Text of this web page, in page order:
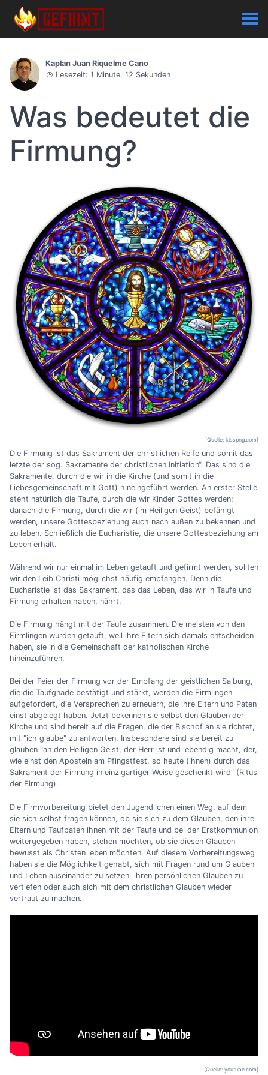
Kaplan Juan Riquelme Cano
Lesezeit: 1 Minute, 12 Sekunden
Was bedeutet die
Firmung?
[Quelle: kisspng.com]
Die Firmung ist das Sakrament der christlichen Reife und somit das
letzte der sog. Sakramente der christlichen Initiation“. Das sind die
Sakramente, durch die wir in die Kirche (und somit in die
Liebesgemeinschaft mit Gott) hineingeführt werden. An erster Stelle
steht natürlich die Taufe, durch die wir Kinder Gottes werden;
danach die Firmung, durch die wir (im Heiligen Geist) befähigt
werden, unsere Gottesbeziehung auch nach außen zu bekennen und
zu leben. Schließlich die Eucharistie, die unsere Gottesbeziehung am
Leben erhält.
Während wir nur einmal im Leben getauft und gefirmt werden, sollten
wir den Leib Christi möglichst häufig empfangen. Denn die
Eucharistie ist das Sakrament, das das Leben, das wir in Taufe und
Firmung erhalten haben, nährt.
Die Firmung hängt mit der Taufe zusammen. Die meisten von den
Firmlingen wurden getauft, weil ihre Eltern sich damals entscheiden
haben, sie in die Gemeinschaft der katholischen Kirche
hineinzuführen.
Bei der Feier der Firmung vor der Empfang der geistlichen Salbung,
die die Taufgnade bestätigt und stärkt, werden die Firmlingen
aufgefordert, die Versprechen zu erneuern, die ihre Eltern und Paten
einst abgelegt haben. Jetzt bekennen sie selbst den Glauben der
Kirche und sind bereit auf die Fragen, die der Bischof an sie richtet,
mit "ich glaube" zu antworten. Insbesondere sind sie bereit zu
glauben "an den Heiligen Geist, der Herr ist und lebendig macht, der,
wie einst den Aposteln am Pfingstfest, so heute (ihnen) durch das
Sakrament der Firmung in einzigartiger Weise geschenkt wird" (Ritus
der Firmung).
Die Firmvorbereitung bietet den Jugendlichen einen Weg, auf dem
sie sich selbst fragen können, ob sie sich zu dem Glauben, den ihre
Eltern und Taufpaten ihnen mit der Taufe und bei der Erstkommunion
weitergegeben haben, stehen möchten, ob sie diesen Glauben
bewusst als Christen leben möchten. Auf diesem Vorbereitungsweg
haben sie die Möglichkeit gehabt, sich mit Fragen rund um Glauben
und Leben auseinander zu setzen, ihren persönlichen Glauben zu
vertiefen oder auch sich mit dem christlichen Glauben wieder
vertraut zu machen.
[Quelle: youtube.com]